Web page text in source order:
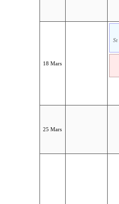
18 Mars
St
25 Mars